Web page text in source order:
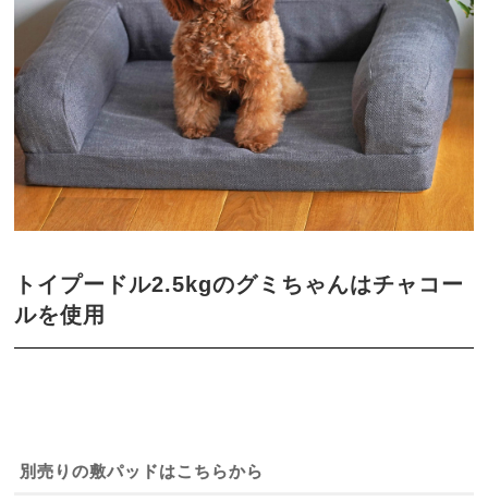
トイプードル2.5kgのグミちゃんはチャコー
ルを使用
別売りの敷パッドはこちらから